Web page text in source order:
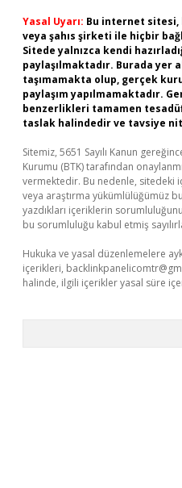
Yasal Uyarı: Bu internet sitesi,
veya şahıs şirketi ile hiçbir
Sitede yalnızca kendi
paylaşılmaktadır. Burada
taşımamakta olup, gerçek
paylaşım yapılmamaktadır.
benzerlikleri tamamen
taslak halindedir ve tavsiye
Sitemiz, 5651 Sayılı Kanun
Kurumu (BTK) tarafından
vermektedir. Bu nedenle, sitedeki
veya araştırma yükümlülüğümüz
yazdıkları içeriklerin
bu sorumluluğu kabul etmiş
Hukuka ve yasal düzenlemelere
içerikleri,
halinde, ilgili içerikler yasal süre